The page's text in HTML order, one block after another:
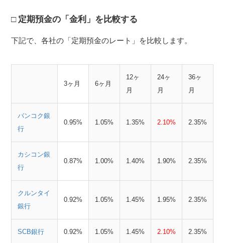
定期預金の「金利」を比較する
下記で、各社の「定期預金のレート」を比較します。
3ヶ月 6ヶ月
12ヶ
月
24ヶ
月
36ヶ
月
バンコク銀
行
0.95% 1.05% 1.35% 2.10% 2.35%
カシコン銀
行
0.87% 1.00% 1.40% 1.90% 2.35%
クルンタイ
銀行
0.92% 1.05% 1.45% 1.95% 2.35%
SCB銀行 0.92% 1.05% 1.45% 2.10% 2.35%